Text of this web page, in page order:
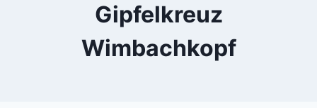
Gipfelkreuz
Wimbachkopf